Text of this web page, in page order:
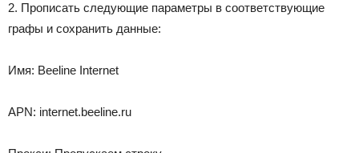
2. Прописать следующие параметры в соответствующие
графы и сохранить данные:
Имя: Beeline Internet
APN: internet.beeline.ru